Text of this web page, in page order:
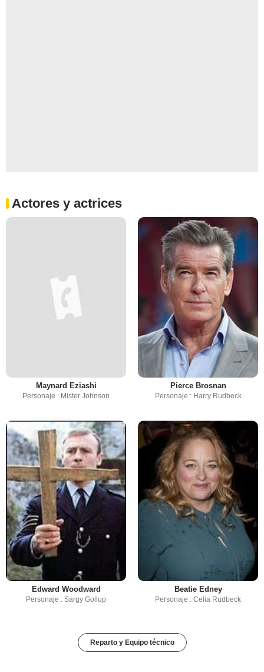
Actores y actrices
Maynard Eziashi
Personaje : Mister Johnson
Pierce Brosnan
Personaje : Harry Rudbeck
Edward Woodward
Personaje : Sargy Gollup
Beatie Edney
Personaje : Celia Rudbeck
Reparto y Equipo técnico